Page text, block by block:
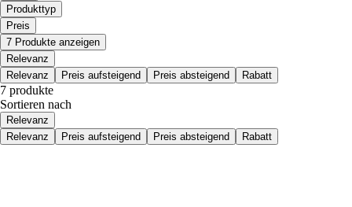
Produkttyp
Preis
7 Produkte anzeigen
Relevanz
Relevanz
Preis aufsteigend Preis absteigend Rabatt
7 produkte
Sortieren nach
Relevanz
Relevanz
Preis aufsteigend Preis absteigend Rabatt